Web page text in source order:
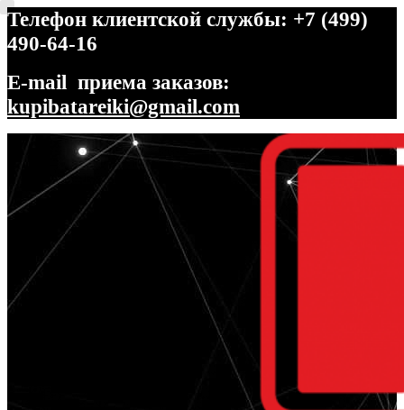
Телефон клиентской службы: +7 (499)
490-64-16
E-mail приема заказов:
kupibatareiki@gmail.com
Перейти
навигации
Перейти
содержимому